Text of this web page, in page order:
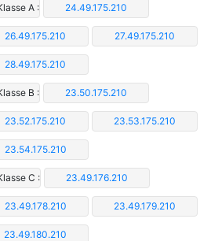
A : 24.49.175.210
26.49.175.210 27.49.175.210
28.49.175.210
B : 23.50.175.210
23.52.175.210 23.53.175.210
23.54.175.210
C : 23.49.176.210
23.49.178.210 23.49.179.210
23.49.180.210